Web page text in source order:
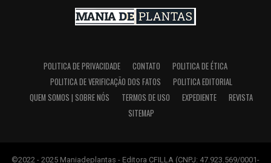
POLITICA DE PRIVACIDADE CONTATO
POLITICA DE ÉTICA
POLITICA DE VERIFICAÇÃO DOS FATOS
POLITICA EDITORIAL
QUEM SOMOS | SOBRE NÓS
TERMOS DE USO EXPEDIENTE
REVISTA
SITEMAP
©2022 - 2025 Maniadeplantas - Editora CFILLA (CNPJ: 47.923.569/0001-